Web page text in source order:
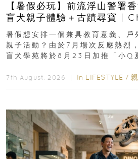
【暑假必玩】前流浮山警署
盲犬親子體驗＋古蹟尋寶 |
組免費名額
暑假想安排一個兼具教育意義、戶
親子活動？由於7月場次反應熱烈
盲犬學苑將於8月23日加推「小Q
7th August, 2026 ｜ In LIFESTYLE /